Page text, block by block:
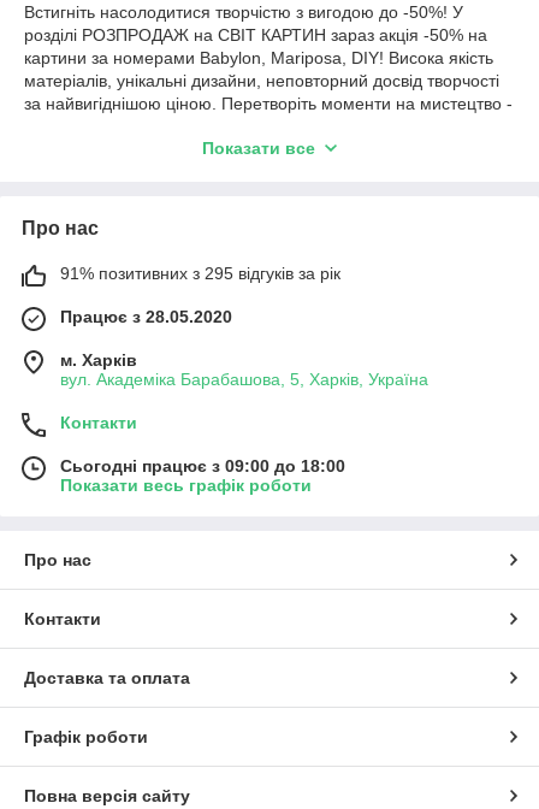
Встигніть насолодитися творчістю з вигодою до -50%! У
розділі РОЗПРОДАЖ на СВІТ КАРТИН зараз акція -50% на
картини за номерами Babylon, Mariposa, DIY! Висока якість
матеріалів, унікальні дизайни, неповторний досвід творчості
за найвигіднішою ціною. Перетворіть моменти на мистецтво -
Показати все
Про нас
91% позитивних з 295 відгуків за рік
Працює з 28.05.2020
м. Харків
вул. Академіка Барабашова, 5, Харків, Україна
Контакти
Сьогодні працює з 09:00 до 18:00
Показати весь графік роботи
Про нас
Контакти
Доставка та оплата
Графік роботи
Повна версія сайту